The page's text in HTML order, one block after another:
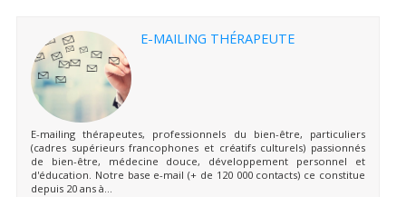
E-MAILING THÉRAPEUTE
E-mailing thérapeutes, professionnels du bien-être, particuliers
(cadres supérieurs francophones et créatifs culturels) passionnés
de bien-être, médecine douce, développement personnel et
d'éducation. Notre base e-mail (+ de 120 000 contacts) ce constitue
depuis 20 ans à...